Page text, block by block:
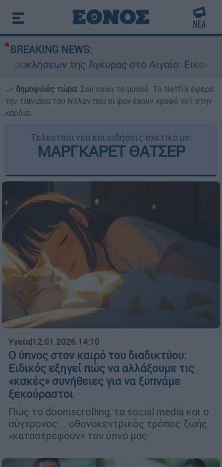
BREAKING NEWS:
της Άγκυρας στο Αιγαίο: Εικονική
δημοφιλές τώρα: Σου καίει το μυαλό: Το Netflix έφερε
την ταινιάρα του Νόλαν που οι φαν έχουν κρυφό νο1 στην
καρδιά...
Τελευταία νέα και ειδήσεις σχετικά με:
ΜΑΡΓΚΑΡΕΤ ΘΑΤΣΕΡ
Υγεία|12.01.2026 14:10
Ο ύπνος στον καιρό του διαδικτύου:
Ειδικός εξηγεί πώς να αλλάξουμε τις
«κακές» συνήθειες για να ξυπνάμε
ξεκούραστοι
Πώς το doomscrolling, τα social media και ο
σύγχρονος... οθονοκεντρικός τρόπος ζωής
«καταστρέφουν» τον ύπνο μας